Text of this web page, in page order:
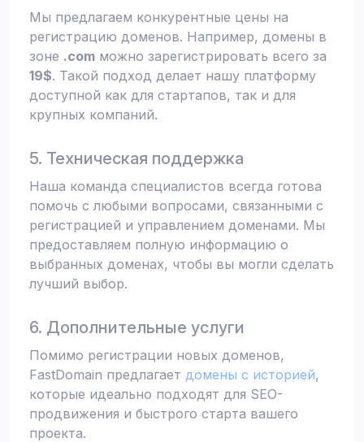
Мы предлагаем конкурентные цены на
регистрацию доменов. Например, домены в
зоне .com можно зарегистрировать всего за
19$. Такой подход делает нашу платформу
доступной как для стартапов, так и для
крупных компаний.
5. Техническая поддержка
Наша команда специалистов всегда готова
помочь с любыми вопросами, связанными с
регистрацией и управлением доменами. Мы
предоставляем полную информацию о
выбранных доменах, чтобы вы могли сделать
лучший выбор.
6. Дополнительные услуги
Помимо регистрации новых доменов,
FastDomain предлагает домены с историей,
которые идеально подходят для SEO-
продвижения и быстрого старта вашего
проекта.